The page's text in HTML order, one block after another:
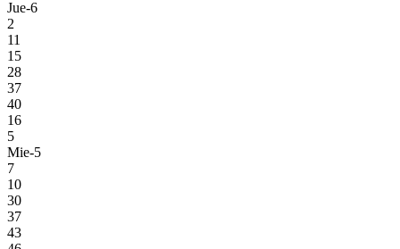
Jue-6
2
11
15
28
37
40
16
5
Mie-5
7
10
30
37
43